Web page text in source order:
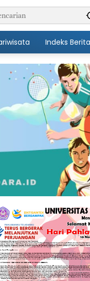
Indeks Berita